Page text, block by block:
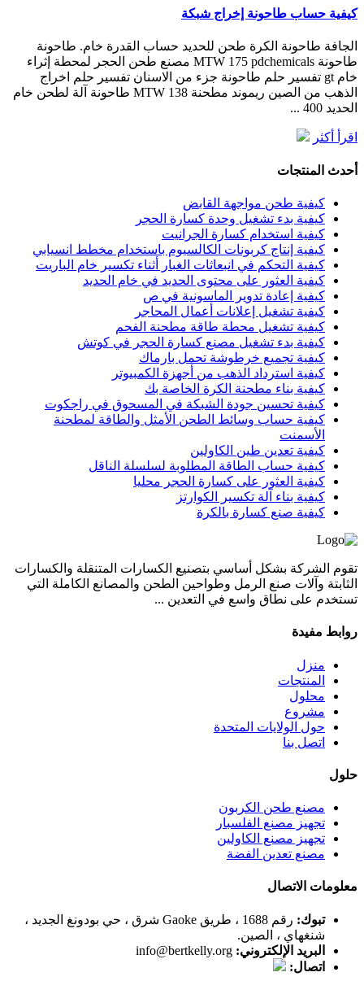
كيفية حساب طاحونة إخراج شبكة
الجافة طاحونة الكرة طحن للحديد حساب القدرة خام. طاحونة
طاحونة MTW 175 pdchemicals مصنع طحن الحجر لمحطة إثراء
خام gt تفسير حلم طاحونة جزء من الاسنان تفسير حلم اخراج
الذهب من الصين ريموند مطحنة MTW 138 طاحونة آلة لطحن خام
الحديد 400 ...
اقرأ أكثر
أحدث المنتجات
كيفية طحن مواجهة القابض
كيفية بدء تشغيل وحدة كسارة الحجر
كيفية استخدام كسارة الجرانيت
كيفية إنتاج كربونات الكالسيوم باستخدام مخطط انسيابي
كيفية التحكم في انبعاثات الغبار أثناء تكسير خام الباريت
كيفية العثور على محتوى الحديد في خام الحديد
كيفية إعادة تدوير الماسونية في ص
كيفية تشغيل إعلانات أعمال المحاجر
كيفية تشغيل محطة طاقة مطحنة الفحم
كيفية بدء تشغيل مصنع كسارة الحجر في كوتش
كيفية تجميع خرطوشة تحمل بارماك
كيفية استرداد الذهب من أجهزة الكمبيوتر
كيفية بناء مطحنة الكرة الخاصة بك
كيفية تحسين جودة الشبكة في المسحوق في راجكوت
كيفية حساب وسائط الطحن الأمثل والطاقة لمطحنة
الأسمنت
كيفية تعدين طين الكاولين
كيفية حساب الطاقة المطلوبة لسلسلة الناقل
كيفية العثور على كسارة الحجر محليا
كيفية بناء آلة تكسير الكوارتز
كيفية صنع كسارة بالكرة
تقوم الشركة بشكل أساسي بتصنيع الكسارات المتنقلة والكسارات
الثابتة وآلات صنع الرمل وطواحين الطحن والمصانع الكاملة التي
تستخدم على نطاق واسع في التعدين ...
روابط مفيدة
منزل
المنتجات
محلول
مشروع
حول الولايات المتحدة
اتصل بنا
حلول
مصنع طحن الكربون
تجهيز مصنع الفلسبار
تجهيز مصنع الكاولين
مصنع تعدين الفضة
معلومات الاتصال
تبوك:
رقم 1688 ، طريق Gaoke شرق ، حي بودونغ الجديد ،
شنغهاي ، الصين.
البريد الإلكتروني: info@bertkelly.org
اتصال: